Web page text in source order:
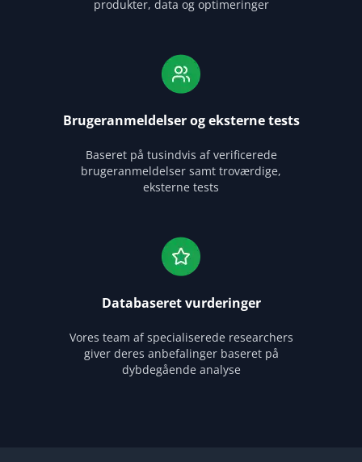
produkter, data og optimeringer
Brugeranmeldelser og eksterne tests
Baseret på tusindvis af verificerede
brugeranmeldelser samt troværdige,
eksterne tests
Databaseret vurderinger
Vores team af specialiserede researchers
giver deres anbefalinger baseret på
dybdegående analyse